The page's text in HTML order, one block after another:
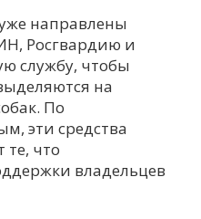
Ч
Я
направлены
Росгвардию и
службу, чтобы
на
По
эти средства
что
владельцев